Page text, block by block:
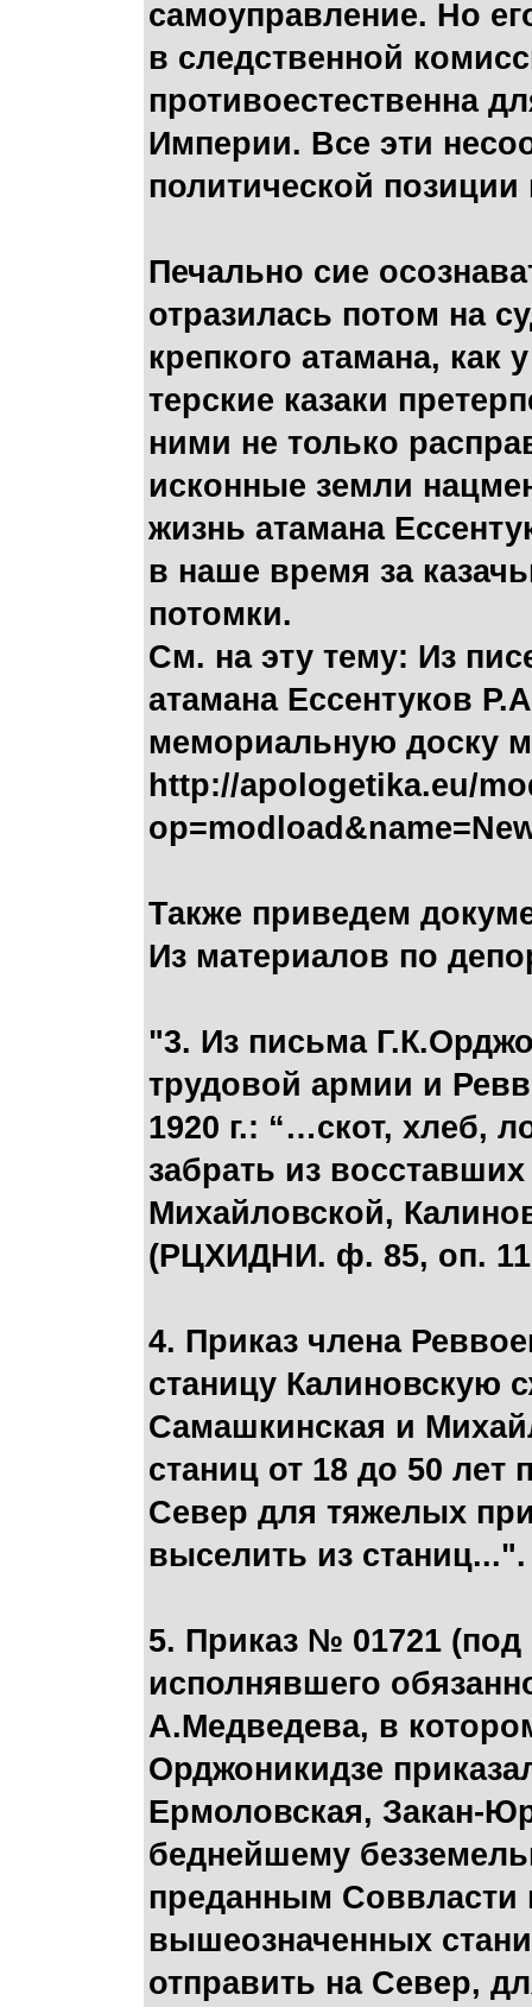
самоуправление. Но
в следственной
противоестественна
Империи. Все эти
политической
Печально сие
отразилась потом на
крепкого атамана,
терские казаки
ними не только
исконные земли
жизнь атамана
в наше время за
потомки.
См. на эту тему: Из
атамана Ессентуков
мемориальную доску
http://apologetika.eu/
Также приведем
Из материалов по
"3. Из письма
трудовой армии и
1920 г.: “…скот, хлеб,
забрать из
Михайловской,
(РЦХИДНИ. ф. 85, оп.
4. Приказ члена
станицу Калиновскую
Самашкинская и
станиц от 18 до 50
Север для тяжелых
выселить из станиц...".
5. Приказ № 01721
исполнявшего
А.Медведева, в
Орджоникидзе
Ермоловская, Закан-
беднейшему
преданным Соввласти
вышеозначенных
отправить на Север,